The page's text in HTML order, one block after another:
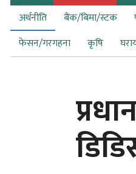
अर्थनीति बैंक/बिमा/स्टक
फेसन/गरगहना
कृषि